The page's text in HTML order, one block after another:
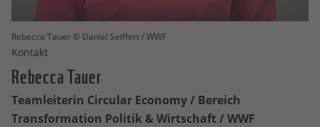
Rebecca Tauer © Daniel Seiffert / WWF
Kontakt
RebeccaTauer
Teamleiterin Circular Economy / Bereich
Transformation Politik & Wirtschaft / WWF